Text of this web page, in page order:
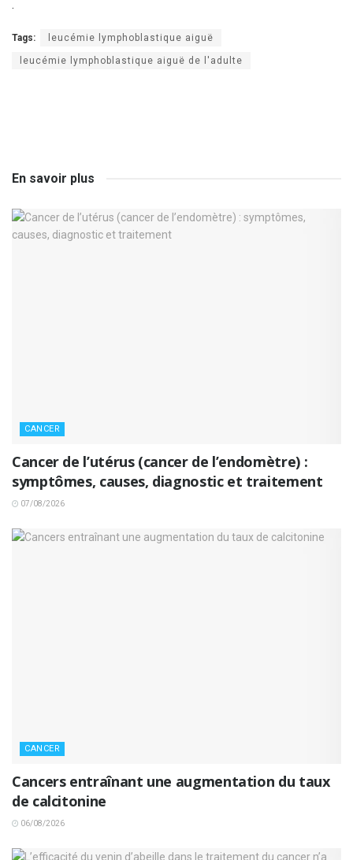
.
Tags: leucémie lymphoblastique aiguë
leucémie lymphoblastique aiguë de l'adulte
En savoir plus
CANCER
Cancer de l’utérus (cancer de l’endomètre) :
symptômes, causes, diagnostic et traitement
07/08/2026
CANCER
Cancers entraînant une augmentation du taux
de calcitonine
06/08/2026